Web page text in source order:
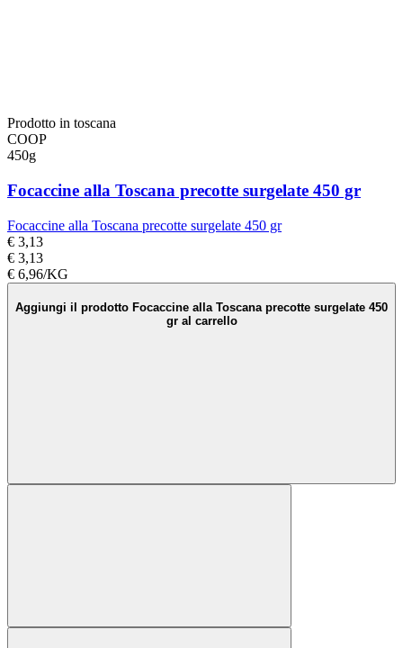
Prodotto in toscana
COOP
450g
Focaccine alla Toscana precotte surgelate 450 gr
Focaccine alla Toscana precotte surgelate 450 gr
€ 3,13
€ 3,13
€ 6,96/KG
Aggiungi il prodotto Focaccine alla Toscana precotte surgelate 450
gr al carrello